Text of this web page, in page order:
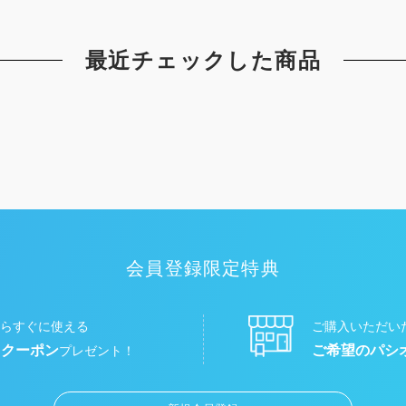
最近チェックした商品
会員登録限定特典
すぐに使える
ーポンプレゼント！
ご購入いただい
ご希望のパシ